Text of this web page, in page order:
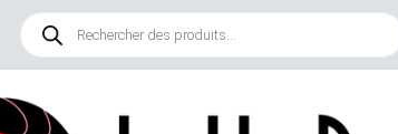
Recherche
produits